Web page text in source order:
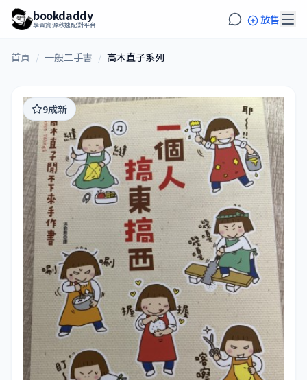
bookdaddy
學習資源秒速配對平台 放售
首頁 / 一般二手書 / 高木直子系列
9成新